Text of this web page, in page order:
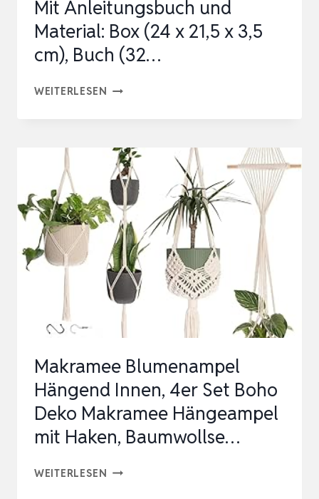
Mit Anleitungsbuch und
Material: Box (24 x 21,5 x 3,5
cm), Buch (32…
WEITERLESEN KREATIV-
MAKRAMEE.
MIT
ANLEITUNGSBUCH
UND
MATERIAL:
BOX
(24
X
21,5
3,5
CM),
BUCH
(32…
Makramee Blumenampel
Hängend Innen, 4er Set Boho
Deko Makramee Hängeampel
mit Haken, Baumwollse…
WEITERLESEN MAKRAMEE